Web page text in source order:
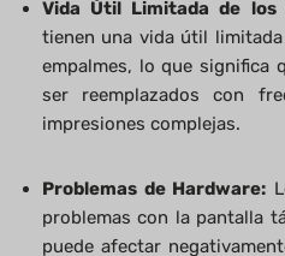
Vida Útil Limitada de los
tienen una vida útil
empalmes, lo que significa
ser reemplazados con
impresiones complejas.
Problemas de Hardware:
problemas con la pantalla
puede afectar